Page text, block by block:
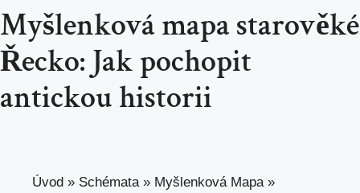
Myšlenková mapa starověké
Řecko: Jak pochopit
antickou historii
Úvod » Schémata» Myšlenková Mapa»